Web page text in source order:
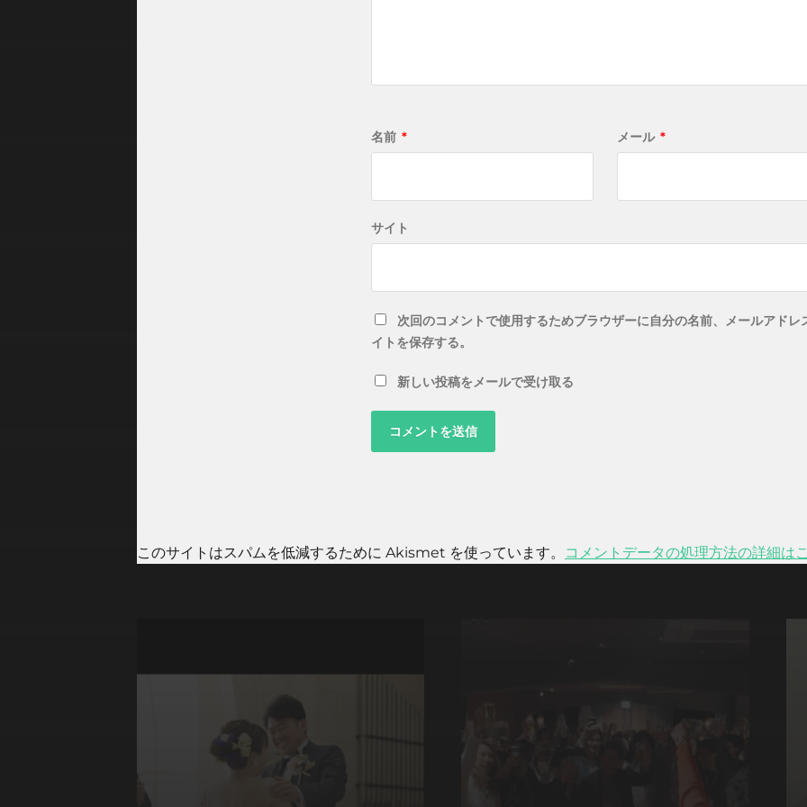
名前 * メール *
サイト
次回のコメントで使用するためブラウザーに自分の名前、メールアドレ
イトを保存する。
新しい投稿をメールで受け取る
このサイトはスパムを低減するために Akismet を使っています。 コメントデータの処理方法の詳細は